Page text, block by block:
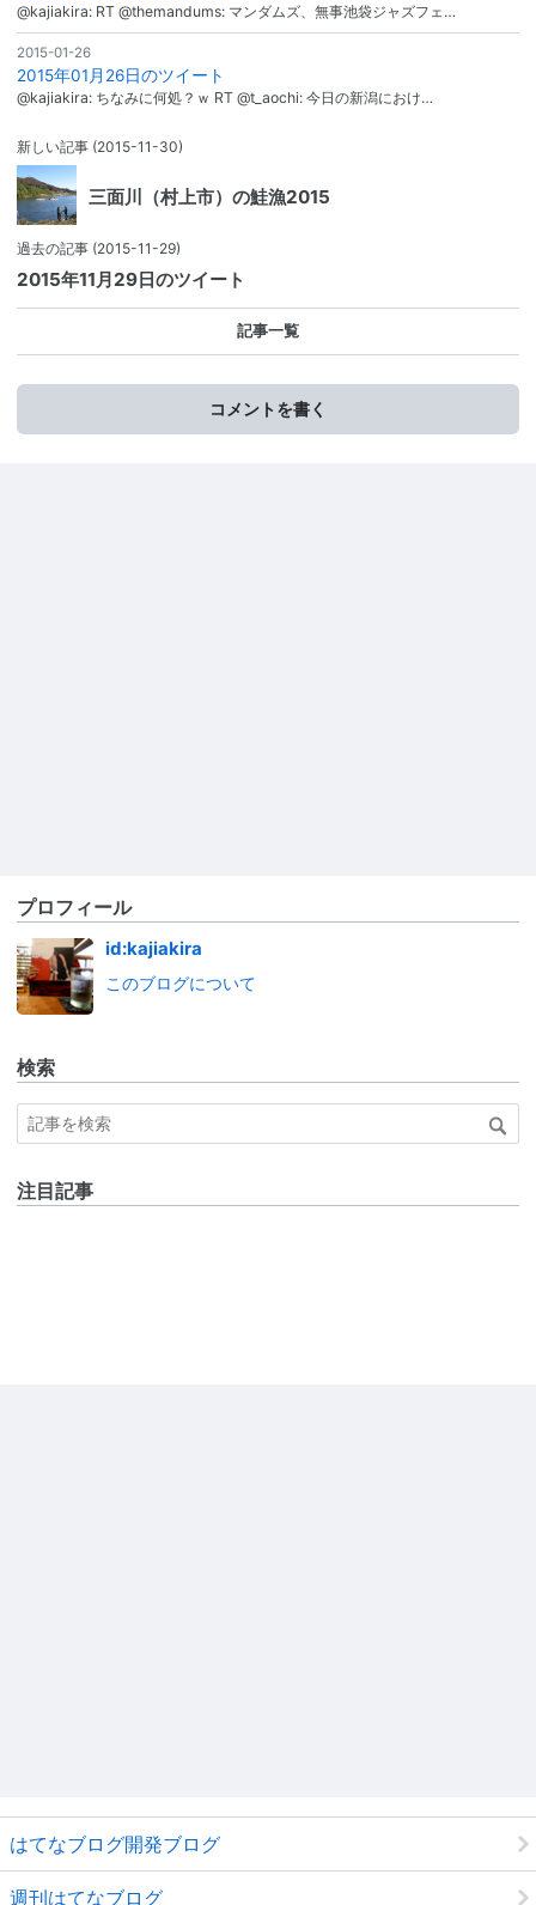
@kajiakira: RT @themandums: マンダムズ、無事池袋ジャズフェ…
2015-01-26
2015年01月26日のツイート
@kajiakira: ちなみに何処？ｗ RT @t_aochi: 今日の新潟におけ…
新しい記事 (2015-11-30)
三面川（村上市）の鮭漁2015
過去の記事 (2015-11-29)
2015年11月29日のツイート
記事一覧
コメントを書く
プロフィール
id:kajiakira
このブログについて
検索
注目記事
はてなブログ開発ブログ
週刊はてなブログ